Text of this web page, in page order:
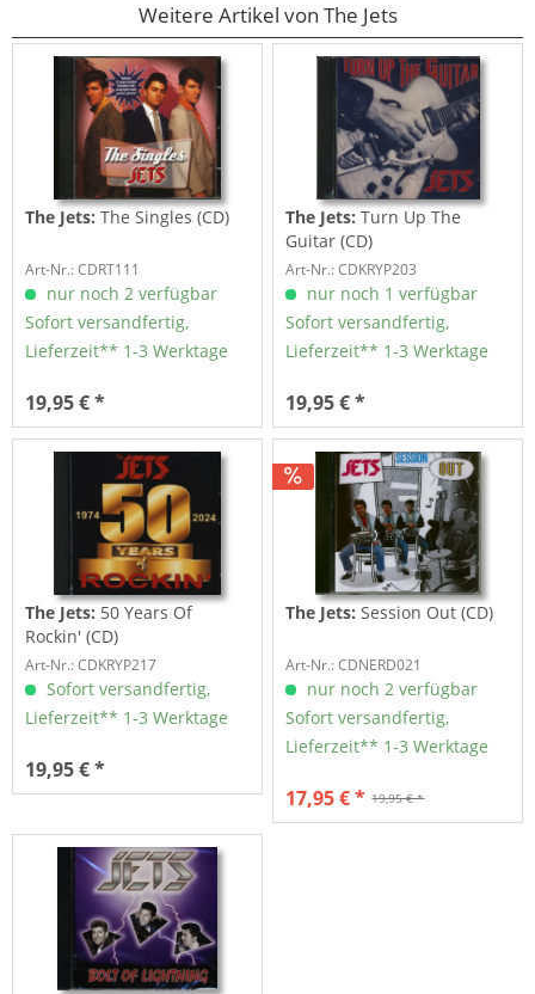
Weitere Artikel von The Jets
The Jets: The Singles (CD)
Art-Nr.: CDRT111
nur noch 2 verfügbar
Sofort versandfertig,
Lieferzeit** 1-3 Werktage
19,95 € *
The Jets: Turn Up The
Guitar (CD)
Art-Nr.: CDKRYP203
nur noch 1 verfügbar
Sofort versandfertig,
Lieferzeit** 1-3 Werktage
19,95 € *
The Jets: 50 Years Of
Rockin' (CD)
Art-Nr.: CDKRYP217
Sofort versandfertig,
Lieferzeit** 1-3 Werktage
19,95 € *
The Jets: Session Out (CD)
Art-Nr.: CDNERD021
nur noch 2 verfügbar
Sofort versandfertig,
Lieferzeit** 1-3 Werktage
19,95 € *
17,95 € *